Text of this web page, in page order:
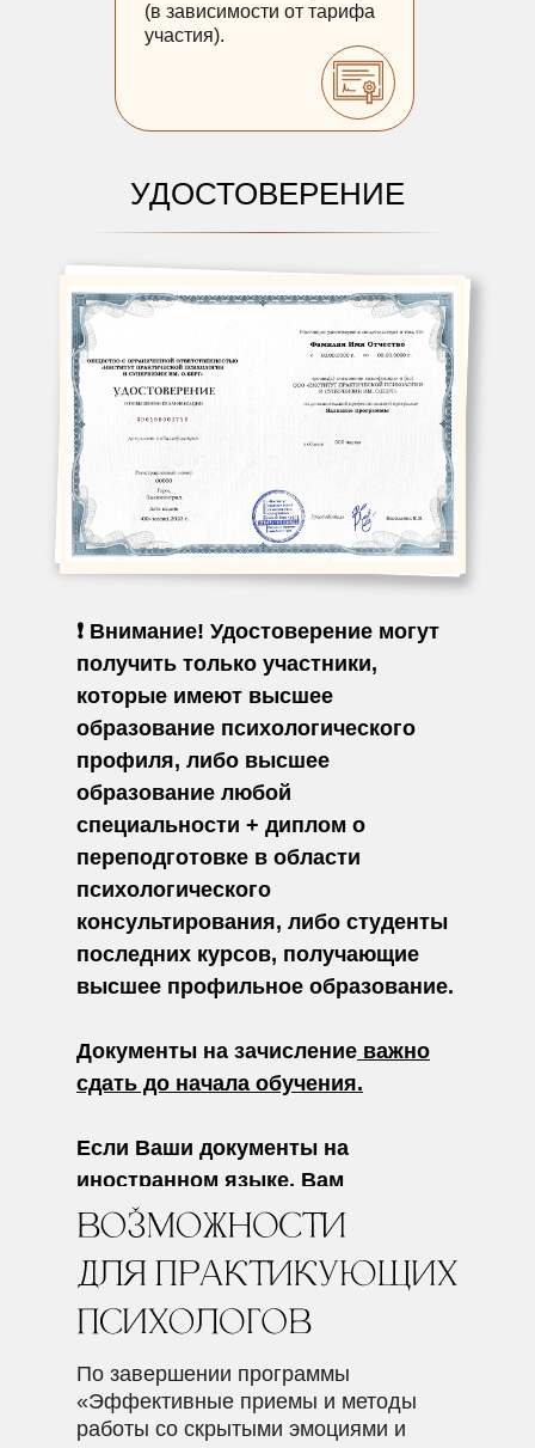
(в зависимости от тарифа
участия).
УДОСТОВЕРЕНИЕ
❗️ Внимание! Удостоверение могут
получить только участники,
которые имеют высшее
образование психологического
профиля, либо высшее
образование любой
специальности + диплом о
переподготовке в области
психологического
консультирования, либо студенты
последних курсов, получающие
высшее профильное образование.
Документы на зачисление важно
сдать до начала обучения.
Если Ваши документы на
иностранном языке, Вам
потребуется нотариально
заверенный перевод.
По завершении программы
«Эффективные приемы и методы
работы со скрытыми эмоциями и